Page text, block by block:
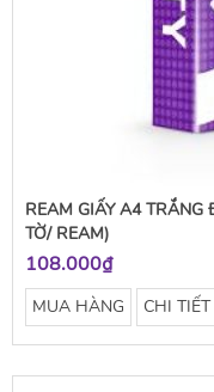
REAM GIẤY A4
TỜ/ REAM)
108.000₫
MUA HÀNG CHI TIẾT